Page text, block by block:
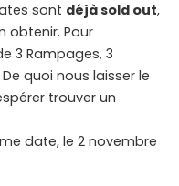
sont déjà sold out,
obtenir. Pour
3 Rampages, 3
De quoi nous laisser le
trouver un
date, le 2 novembre